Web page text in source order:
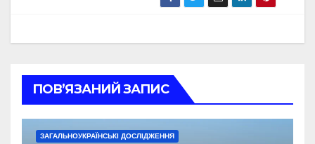
ПОВ’ЯЗАНИЙ ЗАПИС
ЗАГАЛЬНОУКРАЇНСЬКІ ДОСЛІДЖЕННЯ